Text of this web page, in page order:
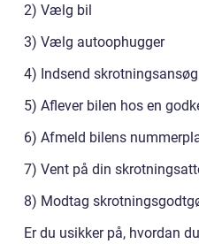
2) Vælg bil
3) Vælg autoophugger
4) Indsend
5) Aflever bilen hos en
6) Afmeld bilens
7) Vent på din
8) Modtag
Er du usikker på, hvordan